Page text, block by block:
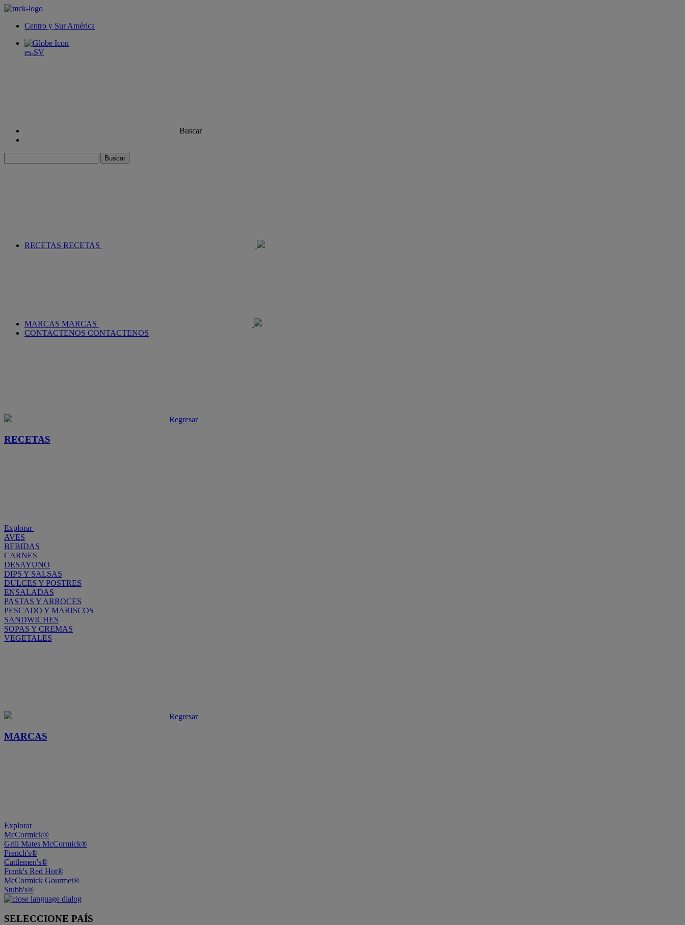
Centro y Sur América
es-SV
Buscar
Buscar
RECETAS RECETAS
MARCAS MARCAS
CONTACTENOS CONTACTENOS
Regresar
RECETAS
Explorar
AVES
BEBIDAS
CARNES
DESAYUNO
DIPS Y SALSAS
DULCES Y POSTRES
ENSALADAS
PASTAS Y ARROCES
PESCADO Y MARISCOS
SANDWICHES
SOPAS Y CREMAS
VEGETALES
Regresar
MARCAS
Explorar
McCormick®
Grill Mates McCormick®
French's®
Cattlemen's®
Frank's Red Hot®
McCormick Gourmet®
Stubb's®
SELECCIONE PAÍS